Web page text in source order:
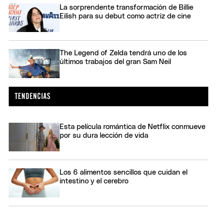
La sorprendente transformación de Billie
Eilish para su debut como actriz de cine
The Legend of Zelda tendrá uno de los
últimos trabajos del gran Sam Neil
Esta película romántica de Netflix conmueve
por su dura lección de vida
Los 6 alimentos sencillos que cuidan el
intestino y el cerebro